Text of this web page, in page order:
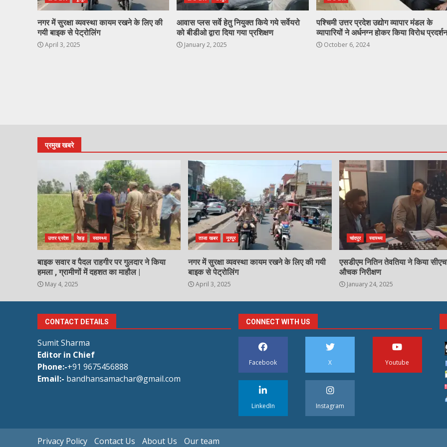
नगर में सुरक्षा व्यवस्था कायम रखने के लिए की
गयी बाइक से पेट्रोलिंग
April 3, 2025
आवास प्लस सर्वे हेतु नियुक्त किये गये सर्वेयरो
को बीडीओ द्वारा दिया गया प्रशिक्षण
January 2, 2025
पश्चिमी उत्तर प्रदेश उद्योग व्यापार मंडल के
व्यापारियों ने अर्धनग्न होकर किया विरोध प्रदर्शन
October 6, 2024
प्रमुख खबरे
उत्तर प्रदेश रेहड़ स्वास्थ्य
बाइक सवार व पैदल राहगीर पर गुलदार ने किया
हमला , ग्रामीणों में दहशत का माहौल |
May 4, 2025
ताजा खबर नूरपुर
नगर में सुरक्षा व्यवस्था कायम रखने के लिए की गयी
बाइक से पेट्रोलिंग
April 3, 2025
चांदपुर स्वास्थ्य
एसडीएम नितिन तेवतिया ने किया
औचक निरीक्षण
January 24, 2025
CONTACT DETAILS
Sumit Sharma
Editor in Chief
Phone:-+91 9675456888
Email:- bandhansamachar@gmail.com
CONNECT WITH US
Facebook X Youtube
LinkedIn Instagram
Privacy Policy Contact Us About Us Our team